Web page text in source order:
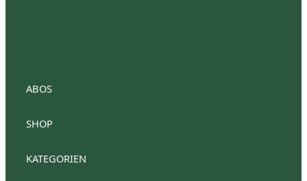
ABOS
Anlegerplus Digital
SHOP
AnlegerPlusAnlegerplus News
KATEGORIEN